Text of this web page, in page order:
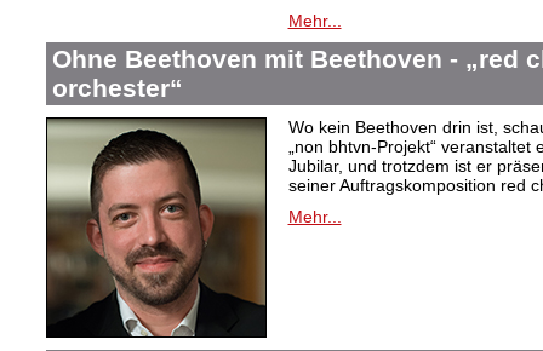
Mehr...
Ohne Beethoven mit Beethoven - „red
orchester“
Wo kein Beethoven drin ist,
„non bhtvn-Projekt“
Jubilar, und trotzdem ist er
seiner Auftragskomposition red
Mehr...